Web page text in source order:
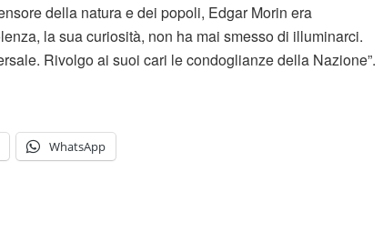
della natura e dei popoli, Edgar Morin era
la sua curiosità, non ha mai smesso di illuminarci.
Rivolgo ai suoi cari le condoglianze della Nazione”.
WhatsApp